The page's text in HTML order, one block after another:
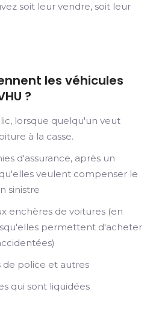
soit leur vendre, soit leur
les véhicules
?
lorsque quelqu'un veut
à la casse.
d'assurance, après un
veulent compenser le
sinistre
enchères de voitures (en
permettent d'acheter
de police et autres
qui sont liquidées